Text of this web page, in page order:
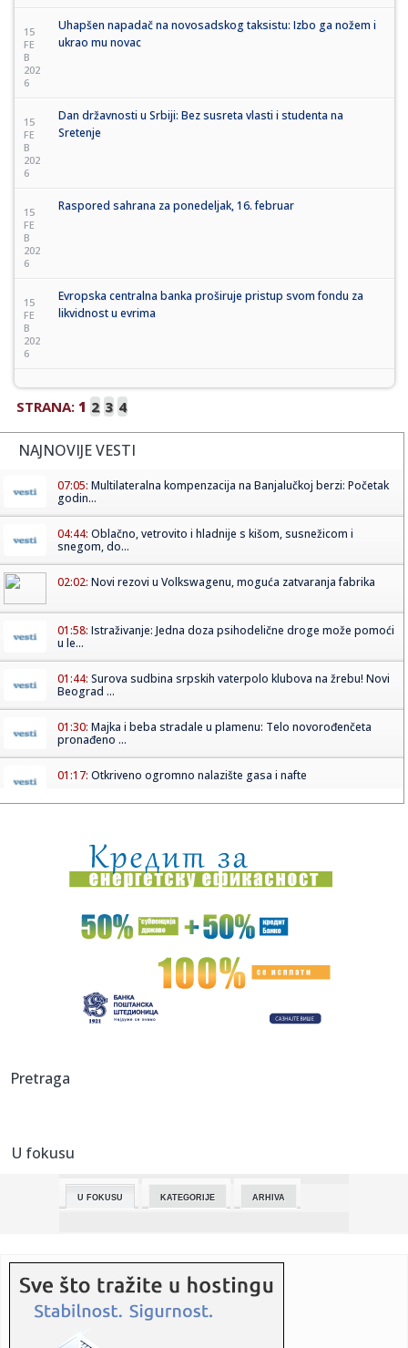
15
FE
B
202
6
Uhapšen napadač na novosadskog taksistu: Izbo ga nožem i
ukrao mu novac
15
FE
B
202
6
Dan državnosti u Srbiji: Bez susreta vlasti i studenta na
Sretenje
15
FE
B
202
6
Raspored sahrana za ponedeljak, 16. februar
15
FE
B
202
6
Evropska centralna banka proširuje pristup svom fondu za
likvidnost u evrima
STRANA: 1 2 3 4
NAJNOVIJE VESTI
07:05: Multilateralna kompenzacija na Banjalučkoj berzi: Početak
godin...
04:44: Oblačno, vetrovito i hladnije s kišom, susnežicom i
snegom, do...
02:02: Novi rezovi u Volkswagenu, moguća zatvaranja fabrika
01:58: Istraživanje: Jedna doza psihodelične droge može pomoći
u le...
01:44: Surova sudbina srpskih vaterpolo klubova na žrebu! Novi
Beograd ...
01:30: Majka i beba stradale u plamenu: Telo novorođenčeta
pronađeno ...
01:17: Otkriveno ogromno nalazište gasa i nafte
01:05:Jeep Wrangler Willys 392
00:58:Ekološki alarm u SAD: Tramp naređuje hitnu federalnu
akciju
BOMBA NA ČIZMI: Frančesko Toti se vraća u Romu!
00:51:Kejt Midlton zablistala u cipelama koje će obilježiti godinu
samoubistva i d...
00:23:
00:21:
Evo šta stoji iza sve učestalijih krađa oznaka proizvođača
00:15:Audi sa natpisom "Putin" snimljen u Srbiji: Komentari
pljušte sa...
Pretraga
U fokusu
U FOKUSU KATEGORIJE ARHIVA